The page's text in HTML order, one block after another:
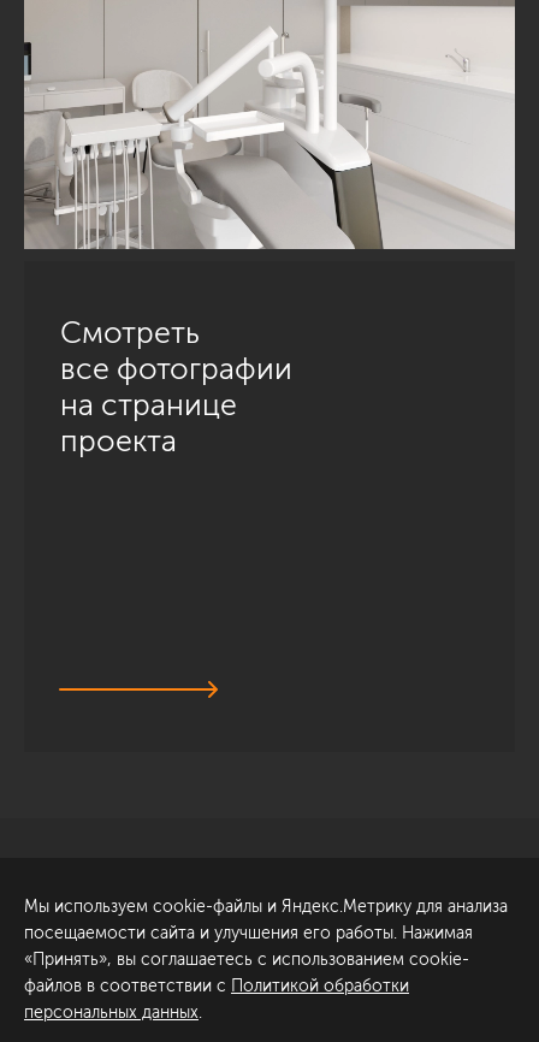
Смотреть
все фотографии
на странице
проекта
Обсудить проект
ул. Академика Павлова, 6
к1
+7 (812) 200-95-55
Мы используем cookie-файлы и Яндекс.Метрику для анализа
посещаемости сайта и улучшения его работы. Нажимая
«Принять», вы соглашаетесь с использованием cookie-
файлов в соответствии с Политикой обработки
персональных данных.